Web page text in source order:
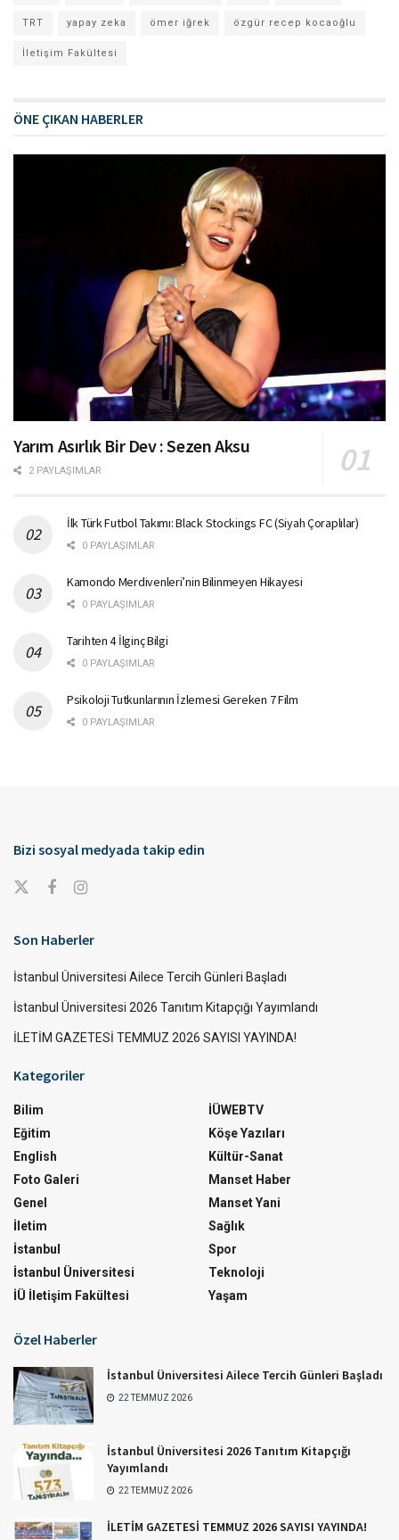
TRT yapay zeka ömer iğrek özgür recep kocaoğlu
İletişim Fakültesi
ÖNE ÇIKAN HABERLER
Yarım Asırlık Bir Dev : Sezen Aksu
2 PAYLAŞIMLAR
İlk Türk Futbol Takımı: Black Stockings FC (Siyah Çoraplılar)
0 PAYLAŞIMLAR
Kamondo Merdivenleri’nin Bilinmeyen Hikayesi
0 PAYLAŞIMLAR
Tarihten 4 İlginç Bilgi
0 PAYLAŞIMLAR
Psikoloji Tutkunlarının İzlemesi Gereken 7 Film
0 PAYLAŞIMLAR
Bizi sosyal medyada takip edin
Son Haberler
İstanbul Üniversitesi Ailece Tercih Günleri Başladı
İstanbul Üniversitesi 2026 Tanıtım Kitapçığı Yayımlandı
İLETİM GAZETESİ TEMMUZ 2026 SAYISI YAYINDA!
Kategoriler
Bilim
Eğitim
English
Foto Galeri
Genel
İletim
İstanbul
İstanbul Üniversitesi
İÜ İletişim Fakültesi
İÜWEBTV
Köşe Yazıları
Kültür-Sanat
Manset Haber
Manset Yani
Sağlık
Spor
Teknoloji
Yaşam
Özel Haberler
İstanbul Üniversitesi Ailece Tercih Günleri Başladı
22 TEMMUZ 2026
İstanbul Üniversitesi 2026 Tanıtım Kitapçığı
Yayımlandı
22 TEMMUZ 2026
İLETİM GAZETESİ TEMMUZ 2026 SAYISI YAYINDA!